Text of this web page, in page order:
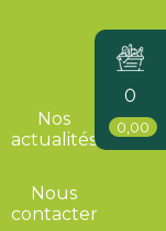
0
0,00
Nos
actualités
Nous
contacter